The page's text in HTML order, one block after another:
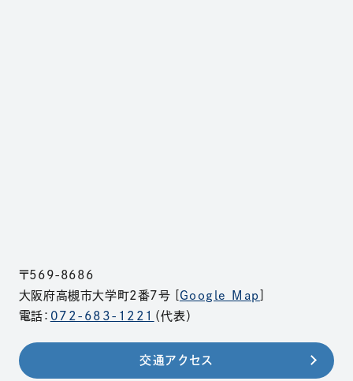
〒569-8686
大阪府高槻市大学町2番7号 [ Google Map
電話： 072-683-1221 （代表）
交通アクセス